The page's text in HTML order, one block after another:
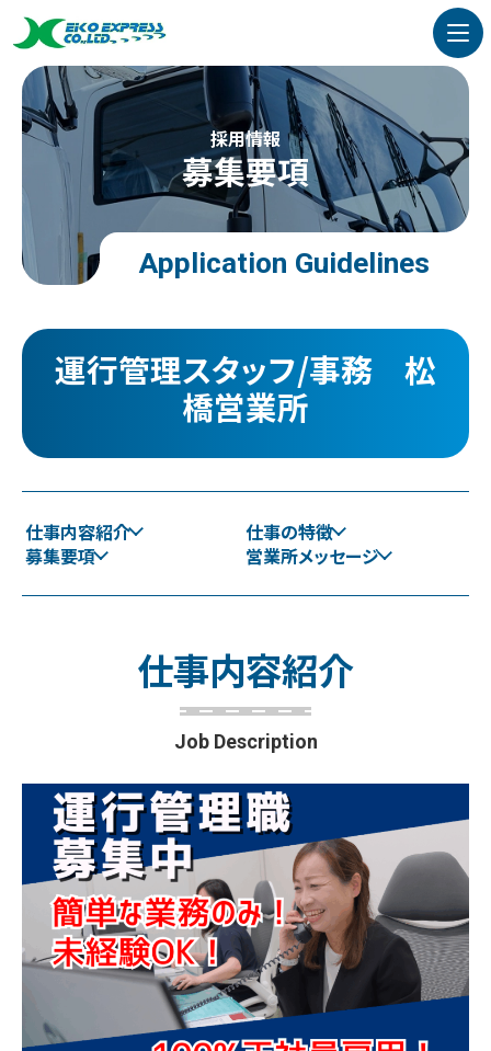
募集要項
採用情報
Application Guidelines
運行管理スタッフ/事務 松
橋営業所
仕事内容紹介
仕事の特徴
募集要項
営業所メッセージ
仕事内容紹介
Job Description